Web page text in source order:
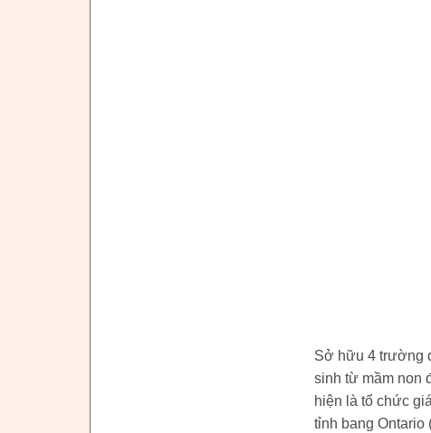
Sở hữu 4 trường
sinh từ mầm non
hiện là tổ chức
tỉnh bang